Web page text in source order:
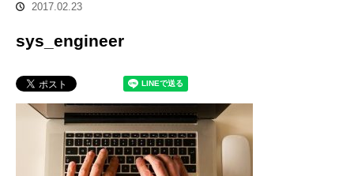
2017.02.23
sys_engineer